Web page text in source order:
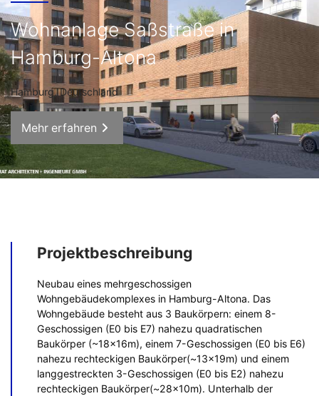
Wohnanlage Saßstraße in
Hamburg-Altona
Hamburg, Deutschland
Mehr erfahren
Projektbeschreibung
Neubau eines mehrgeschossigen
Wohngebäudekomplexes in Hamburg-Altona. Das
Wohngebäude besteht aus 3 Baukörpern: einem 8-
Geschossigen (E0 bis E7) nahezu quadratischen
Baukörper (~18x16m), einem 7-Geschossigen (E0 bis E6)
nahezu rechteckigen Baukörper(~13x19m) und einem
langgestreckten 3-Geschossigen (E0 bis E2) nahezu
rechteckigen Baukörper(~28x10m). Unterhalb der